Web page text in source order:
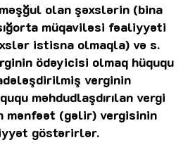
olan şəxslərin (bina
müqaviləsi fəaliyyəti
istisna olmaqla) və s.
ödəyicisi olmaq hüququ
verginin
məhdudlaşdırılan vergi
mənfəət (gəlir) vergisinin
göstərirlər.